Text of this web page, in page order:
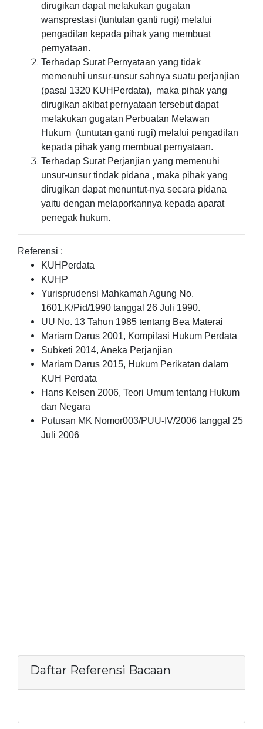
dirugikan dapat melakukan gugatan
wansprestasi (tuntutan ganti rugi) melalui
pengadilan kepada pihak yang membuat
pernyataan.
Terhadap Surat Pernyataan yang tidak
memenuhi unsur-unsur sahnya suatu perjanjian
(pasal 1320 KUHPerdata), maka pihak yang
dirugikan akibat pernyataan tersebut dapat
melakukan gugatan Perbuatan Melawan
Hukum (tuntutan ganti rugi) melalui pengadilan
kepada pihak yang membuat pernyataan.
Terhadap Surat Perjanjian yang memenuhi
unsur-unsur tindak pidana , maka pihak yang
dirugikan dapat menuntut-nya secara pidana
yaitu dengan melaporkannya kepada aparat
penegak hukum.
Referensi :
KUHPerdata
KUHP
Yurisprudensi Mahkamah Agung No.
1601.K/Pid/1990 tanggal 26 Juli 1990.
UU No. 13 Tahun 1985 tentang Bea Materai
Mariam Darus 2001, Kompilasi Hukum Perdata
Subketi 2014, Aneka Perjanjian
Mariam Darus 2015, Hukum Perikatan dalam
KUH Perdata
Hans Kelsen 2006, Teori Umum tentang Hukum
dan Negara
Putusan MK Nomor003/PUU-IV/2006 tanggal 25
Juli 2006
Daftar Referensi Bacaan